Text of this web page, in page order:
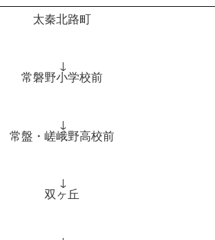
太秦北路町
↓
常磐野小学校前
↓
常盤・嵯峨野高校前
↓
双ヶ丘